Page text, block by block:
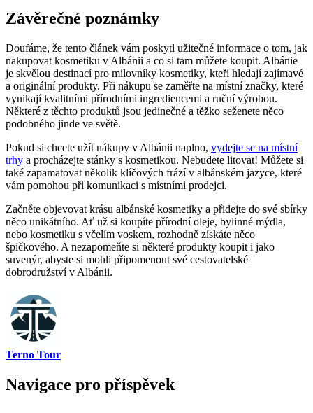
Závěrečné poznámky
Doufáme, že⁤ tento článek vám ⁣poskytl užitečné informace o tom, jak
nakupovat kosmetiku v ⁤Albánii a co si⁤ tam můžete koupit. Albánie
je skvělou destinací pro milovníky ⁤kosmetiky, kteří hledají⁤ zajímavé
a originální ​produkty. Při nákupu se zaměřte na místní značky, které‍
vynikají ​kvalitními přírodními ingrediencemi⁣ a ruční‍ výrobou.
Některé z těchto produktů jsou ⁢jedinečné ⁣a těžko​ seženete něco
podobného jinde ve světě.
Pokud si chcete užít ⁢nákupy v Albánii naplno, vydejte se na místní
trhy a procházejte stánky s kosmetikou. ‍Nebudete litovat! Můžete si⁤
také ​zapamatovat ⁢několik klíčových frází ​v ⁣albánském jazyce, které
vám pomohou při‍ komunikaci s místními prodejci.
Začněte objevovat krásu albánské kosmetiky a ⁤přidejte do⁤ své sbírky
‌něco unikátního. ​Ať už si koupíte přírodní oleje, bylinné mýdla,
nebo kosmetiku s včelím ⁣voskem, rozhodně získáte něco
špičkového. A nezapomeňte si některé produkty koupit ‌i jako
suvenýr, abyste si mohli⁤ připomenout⁣ své cestovatelské
dobrodružství⁢ v Albánii.
Terno Tour
Navigace pro příspěvek